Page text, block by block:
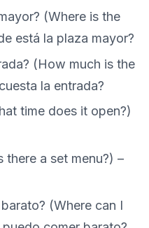
(Where is the
está la plaza mayor?
(How much is the
la entrada?
time does it open?)
there a set menu?) –
(Where can I